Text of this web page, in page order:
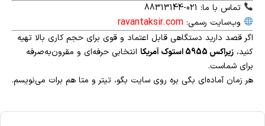
تماس با ما: 021-88313144
وب‌سایت رسمی: ravantaksir.com
اگر قصد دارید دستگاهی قابل اعتماد و قوی برای حجم کاری بالا تهیه
کنید، زیراکس 5955 استوک آمریکا
انتخابی حرفه‌ای و مقرون‌به‌صرفه
برای شماست.
هر زمان آماده‌ای بگی بره روی سایت بگو، تیتر و متا هم برات می‌نویسم.